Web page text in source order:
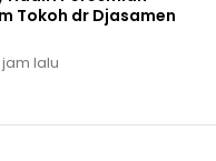
Tokoh dr Djasamen
jam lalu